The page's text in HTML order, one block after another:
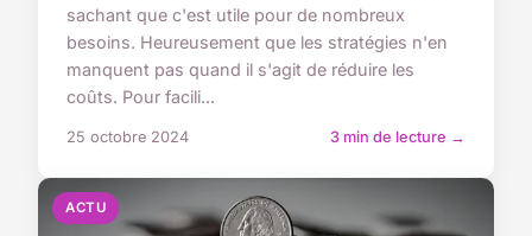
sachant que c'est utile pour de nombreux
besoins. Heureusement que les stratégies n'en
manquent pas quand il s'agit de réduire les
coûts. Pour facili...
25 octobre 2024 3 min de lecture →
ACTU